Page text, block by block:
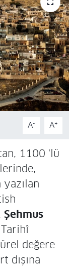
A- A+
1100 'lü
Şehmus
değere
dışına